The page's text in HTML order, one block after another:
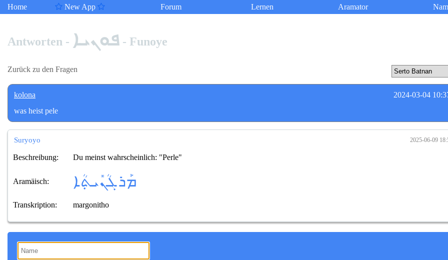
Home New App Forum Lernen Aramator
Antworten - ܦܘܢܝܐ - Funoye
Zurück zu den Fragen
kolona
2024-03-04
was heist pele
Suryoyo 2025-06-09
Beschreibung: Du meinst wahrscheinlich: "Perle"
Aramäisch: ܡܰܪܓܳܢܺܝܬ݂ܳܐ
Transkription: margonitho